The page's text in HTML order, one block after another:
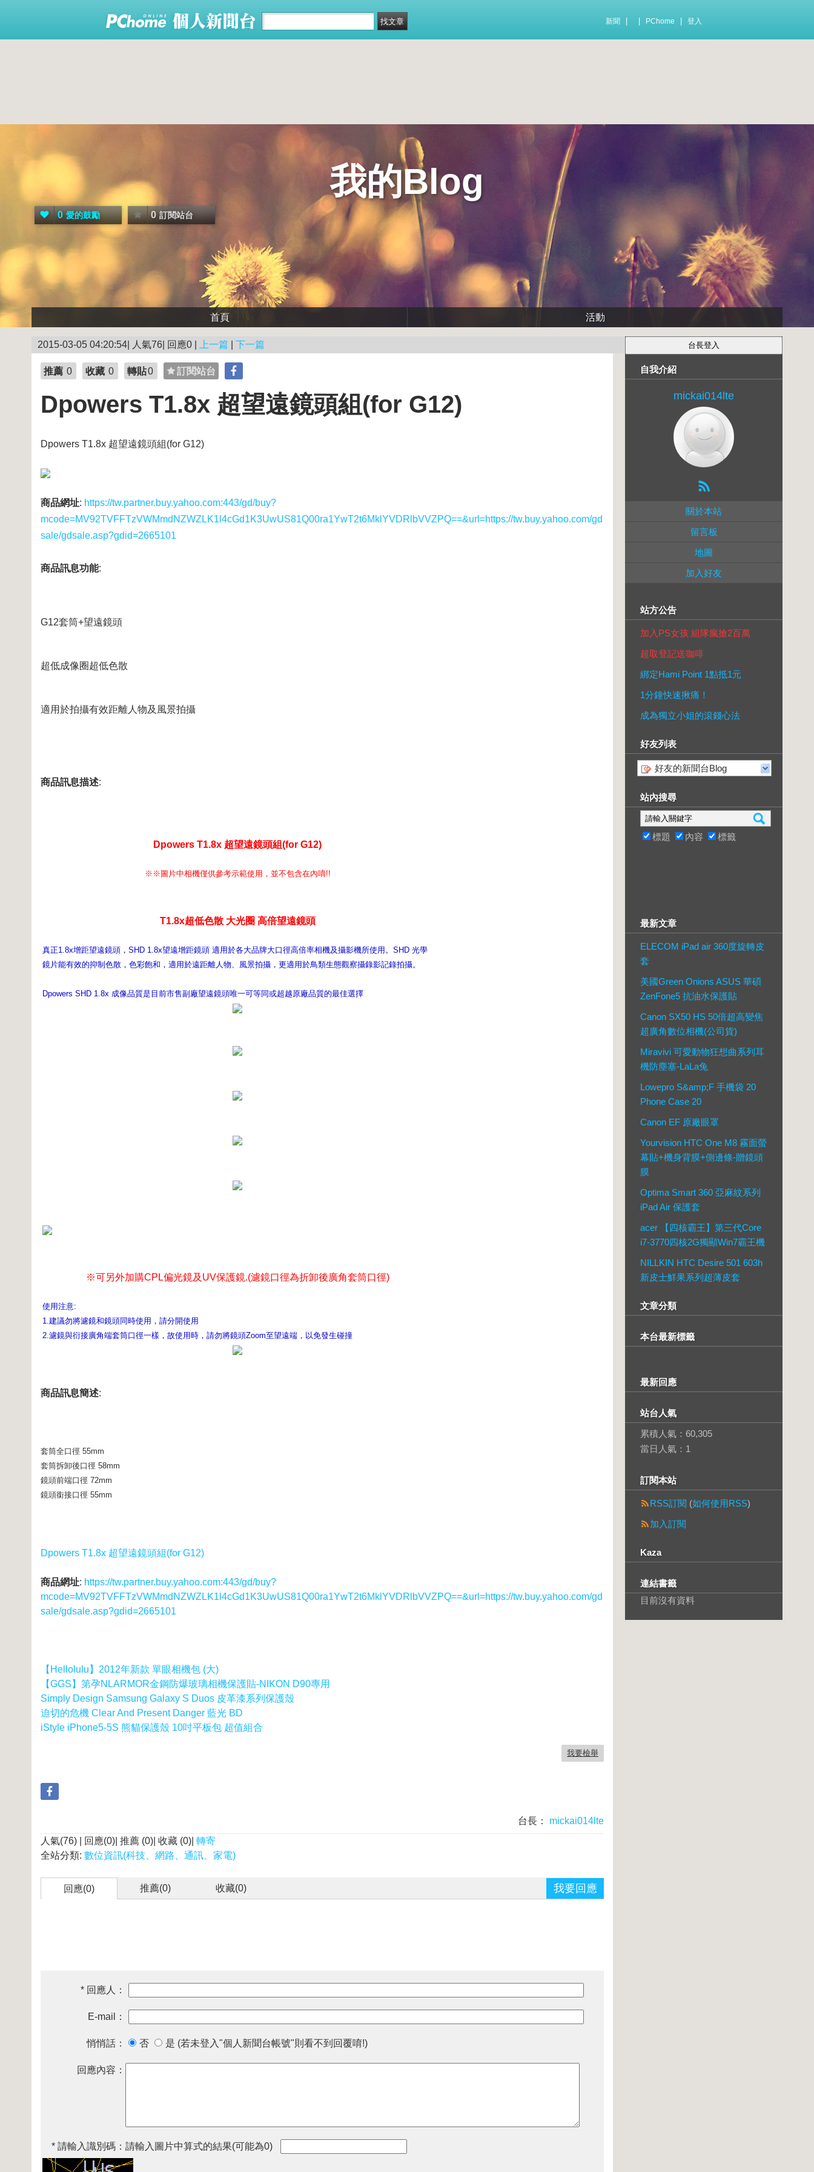
新聞 PChome 登入
我的Blog
0 愛的鼓勵 0 訂閱站台
首頁 活動
2015-03-05 04:20:54| 人氣76| 回應0 | 上一篇 下一篇
推薦 0 收藏 0 轉貼0 訂閱站台
Dpowers T1.8x 超望遠鏡頭組(for G12)
Dpowers T1.8x 超望遠鏡頭組(for G12)
商品網址: https://tw.partner.buy.yahoo.com:443/gd/buy?
mcode=MV92TVFFTzVWMmdNZWZLK1l4cGd1K3UwUS81Q00ra1YwT2t6MklYVDRlbVVZPQ==&url=https://tw.buy.yahoo.com/gd
sale/gdsale.asp?gdid=2665101
商品訊息功能:
G12套筒+望遠鏡頭
超低成像圈超低色散
適用於拍攝有效距離人物及風景拍攝
商品訊息描述:
Dpowers T1.8x 超望遠鏡頭組(for G12)
※※圖片中相機僅供參考示範使用，並不包含在內唷!!
T1.8x超低色散 大光圈 高倍望遠鏡頭
真正1.8x增距望遠鏡頭，SHD 1.8x望遠增距鏡頭 適用於各大品牌大口徑高倍率相機及攝影機所使用。SHD 光學
鏡片能有效的抑制色散，色彩飽和，適用於遠距離人物、風景拍攝，更適用於鳥類生態觀察攝錄影記錄拍攝。
Dpowers SHD 1.8x 成像品質是目前市售副廠望遠鏡頭唯一可等同或超越原廠品質的最佳選擇
※可另外加購CPL偏光鏡及UV保護鏡.(濾鏡口徑為折卸後廣角套筒口徑)
使用注意:
1.建議勿將濾鏡和鏡頭同時使用，請分開使用
2.濾鏡與衍接廣角端套筒口徑一樣，故使用時，請勿將鏡頭Zoom至望遠端，以免發生碰撞
商品訊息簡述:
套筒全口徑 55mm
套筒拆卸後口徑 58mm
鏡頭前端口徑 72mm
鏡頭銜接口徑 55mm
Dpowers T1.8x 超望遠鏡頭組(for G12)
商品網址: https://tw.partner.buy.yahoo.com:443/gd/buy?
mcode=MV92TVFFTzVWMmdNZWZLK1l4cGd1K3UwUS81Q00ra1YwT2t6MklYVDRlbVVZPQ==&url=https://tw.buy.yahoo.com/gd
sale/gdsale.asp?gdid=2665101
【Hellolulu】2012年新款 單眼相機包 (大)
【GGS】第孕NLARMOR金鋼防爆玻璃相機保護貼-NIKON D90專用
Simply Design Samsung Galaxy S Duos 皮革漆系列保護殼
迫切的危機 Clear And Present Danger 藍光 BD
iStyle iPhone5-5S 熊貓保護殼 10吋平板包 超值組合
我要檢舉
台長：
mickai014lte
人氣(76) | 回應(0)| 推薦 (0)| 收藏 (0)| 轉寄
全站分類: 數位資訊(科技、網路、通訊、家電)
回應(0) 推薦(0) 收藏(0) 我要回應
* 回應人：
E-mail：
悄悄話： 否 是 (若未登入"個人新聞台帳號"則看不到回覆唷!)
回應內容：
* 請輸入識別碼： 請輸入圖片中算式的結果(可能為0)
自我介紹
mickai014lte
關於本站
留言板
地圖
加入好友
站方公告
加入PS女孩 組隊瘋搶2百萬
超取登記送咖啡
綁定Hami Point 1點抵1元
1分鐘快速揪痛！
成為獨立小姐的滾錢心法
好友列表
好友的新聞台Blog
站內搜尋
標題 內容 標籤
最新文章
ELECOM iPad air 360度旋轉皮
套
美國Green Onions ASUS 華碩
ZenFone5 抗油水保護貼
Canon SX50 HS 50倍超高變焦
超廣角數位相機(公司貨)
Miravivi 可愛動物狂想曲系列耳
機防塵塞-LaLa兔
Lowepro S&amp;F 手機袋 20
Phone Case 20
Canon EF 原廠眼罩
Yourvision HTC One M8 霧面螢
幕貼+機身背膜+側邊條-贈鏡頭
膜
Optima Smart 360 亞麻紋系列
iPad Air 保護套
acer 【四核霸王】第三代Core
i7-3770四核2G獨顯Win7霸王機
NILLKIN HTC Desire 501 603h
新皮士鮮果系列超薄皮套
文章分類
本台最新標籤
最新回應
站台人氣
累積人氣： 60,305
當日人氣： 1
訂閱本站
RSS訂閱 (如何使用RSS)
加入訂閱
Kaza
連結書籤
目前沒有資料